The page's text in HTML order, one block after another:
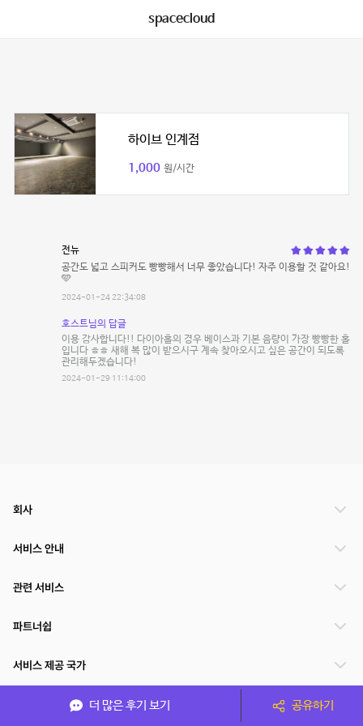
spacecloud
하이브 인계점
1,000 원/시간
전뉴
공간도 넓고 스피커도 빵빵해서 너무 좋았습니다! 자주 이용할 것 같아요!
🩵
2024-01-24 22:34:08
호스트님의 답글
이용 감사합니다!! 다이아홀의 경우 베이스과 기본 음량이 가장 빵빵한 홀
입니다 ㅎㅎ 새해 복 많이 받으시구 계속 찾아오시고 싶은 공간이 되도록
관리해두겠습니다!
2024-01-29 11:14:00
더 많은 후기 보기 공유하기
회사
서비스 안내
관련 서비스
파트너쉽
서비스 제공 국가